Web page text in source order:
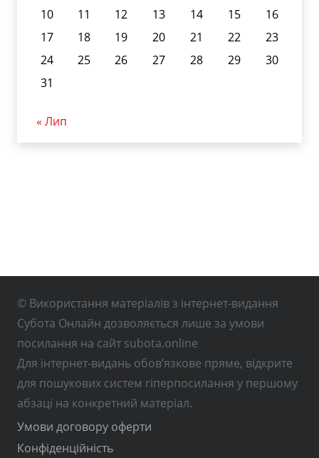
10
11 12 13 14 15
16
17
18 19 20 21 22
23
24
25 26 27 28 29
30
31
« Лип
© Використання матеріалів з інтернет-видання
Субота Онлайн дозволяється лише за умови
посилання на сайт subota.online
Для інтернет-видань обов’язкове пряме, відкрите
для пошукових систем гіперпосилання у першому
абзаці на конкретний матеріал.
Умови договору оферти
Конфіденційність